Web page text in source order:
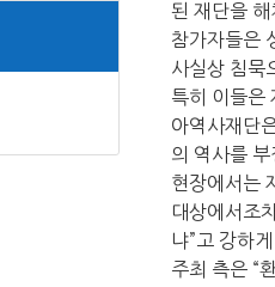
된 재단을 해
참가자들은
사실상 침묵
특히 이들은
아역사재단
의 역사를 부
현장에서는
대상에서조
냐”고 강하
주최 측은 “